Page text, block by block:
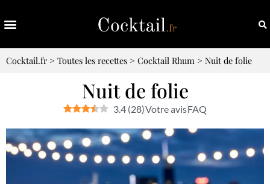
Cocktail.fr> Toutes les recettes > Cocktail Rhum > Nuit de folie
Nuit de folie
3.4 (28)Votre avisFAQ